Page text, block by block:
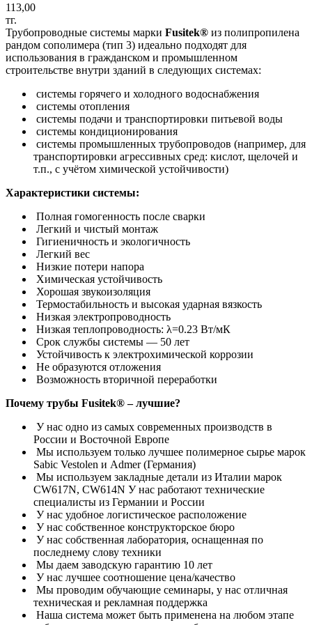
113,00
тг.
Трубопроводные системы марки Fusitek® из полипропилена
рандом сополимера (тип 3) идеально подходят для
использования в гражданском и промышленном
строительстве внутри зданий в следующих системах:
системы горячего и холодного водоснабжения
системы отопления
системы подачи и транспортировки питьевой воды
системы кондиционирования
системы промышленных трубопроводов (например, для
транспортировки агрессивных сред: кислот, щелочей и
т.п., с учётом химической устойчивости)
Характеристики системы:
Полная гомогенность после сварки
Легкий и чистый монтаж
Гигиеничность и экологичность
Легкий вес
Низкие потери напора
Химическая устойчивость
Хорошая звукоизоляция
Термостабильность и высокая ударная вязкость
Низкая электропроводность
Низкая теплопроводность: λ=0.23 Вт/мК
Срок службы системы ― 50 лет
Устойчивость к электрохимической коррозии
Не образуются отложения
Возможность вторичной переработки
Почему трубы Fusitek® – лучшие?
У нас одно из самых современных производств в
России и Восточной Европе
Мы используем только лучшее полимерное сырье марок
Sabic Vestolen и Admer (Германия)
Мы используем закладные детали из Италии марок
CW617N, CW614N У нас работают технические
специалисты из Германии и России
У нас удобное логистическое расположение
У нас собственное конструкторское бюро
У нас собственная лаборатория, оснащенная по
последнему слову техники
Мы даем заводскую гарантию 10 лет
У нас лучшее соотношение цена/качество
Мы проводим обучающие семинары, у нас отличная
техническая и рекламная поддержка
Наша система может быть применена на любом этапе